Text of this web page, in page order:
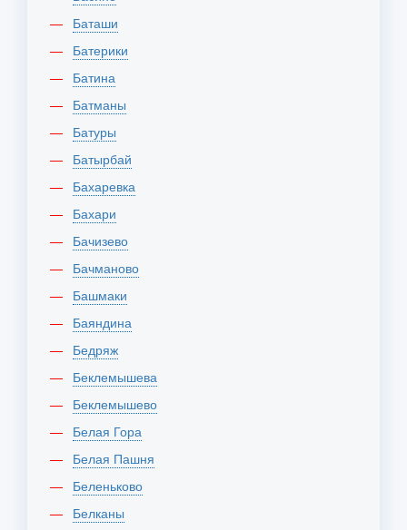
Баташи
Батерики
Батина
Батманы
Батуры
Батырбай
Бахаревка
Бахари
Бачизево
Бачманово
Башмаки
Баяндина
Бедряж
Беклемышева
Беклемышево
Белая Гора
Белая Пашня
Беленьково
Белканы